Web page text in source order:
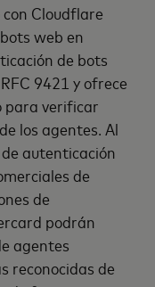
con Cloudflare
web en
de bots
9421 y ofrece
para verificar
los agentes. Al
autenticación
de
de
podrán
agentes
reconocidas de